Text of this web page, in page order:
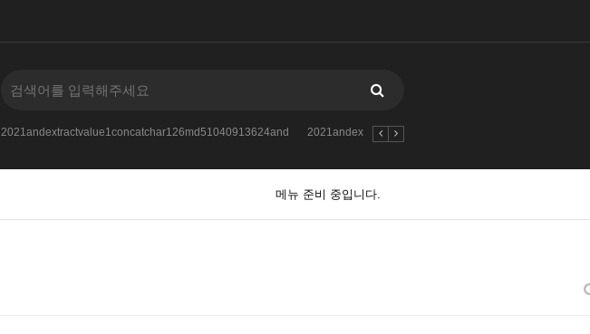
2021andextractvalue1concatchar126md51040913624and 2021andextractvalue1concatchar126md51085394628and
메뉴 준비 중입니다.